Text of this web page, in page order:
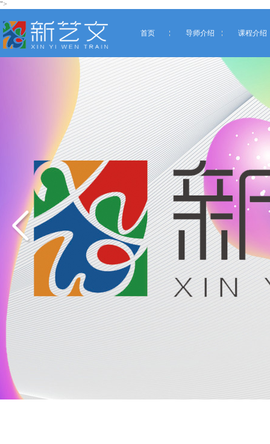
">
首页 导师介绍 课程介绍